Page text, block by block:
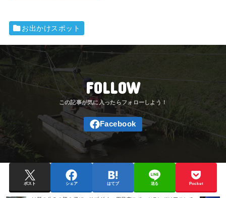
お出かけスポット
FOLLOW
ポスト シェア はてブ 送る Pocket